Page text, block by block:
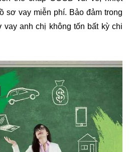
sơ vay miễn phí. Bảo đảm trong
vay anh chị không tốn bất kỳ chi